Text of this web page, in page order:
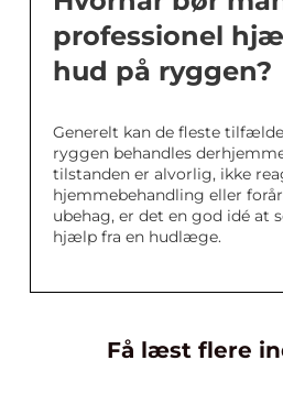
professionel
hud på ryggen?
Generelt kan de fleste
ryggen behandles
tilstanden er alvorlig, ikke
hjemmebehandling eller
ubehag, er det en god idé at
hjælp fra en hudlæge.
Få læst flere